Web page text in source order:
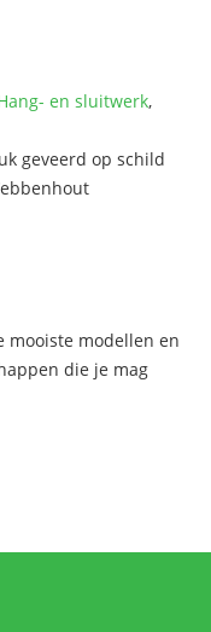
en sluitwerk,
geveerd op schild
mooiste modellen en
die je mag